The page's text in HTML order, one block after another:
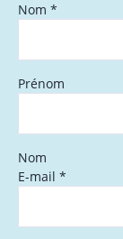
Nom *
Prénom
Nom
E-mail *